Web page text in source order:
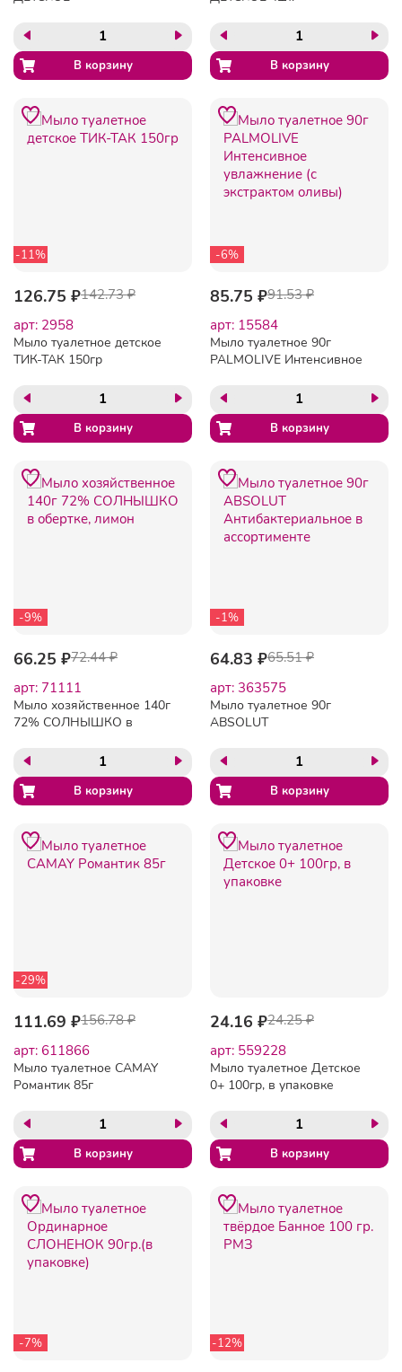
-11%
126.75 ₽142.73 ₽
арт: 2958
Мыло туалетное детское
ТИК-ТАК 150гр
-6%
85.75 ₽91.53 ₽
арт: 15584
Мыло туалетное 90г
PALMOLIVE Интенсивное
оливы)
-9%
66.25 ₽72.44 ₽
арт: 71111
Мыло хозяйственное 140г
72% СОЛНЫШКО в
-1%
64.83 ₽65.51 ₽
арт: 363575
Мыло туалетное 90г
ABSOLUT
ассортименте
-29%
111.69 ₽156.78 ₽
арт: 611866
Мыло туалетное CAMAY
Романтик 85г
24.16 ₽24.25 ₽
арт: 559228
Мыло туалетное Детское
0+ 100гр, в упаковке
-7% -12%